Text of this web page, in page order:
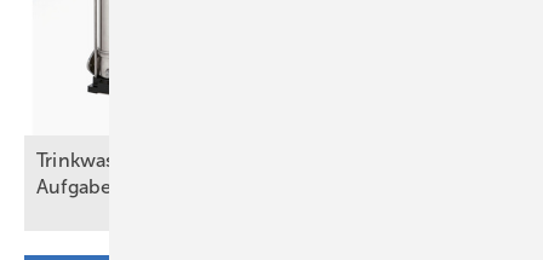
Trinkwasser und Brandschutz – eine trennscharfe
Aufgabe